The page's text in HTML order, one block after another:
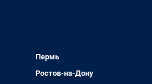
Пермь
Ростов-на-Дону